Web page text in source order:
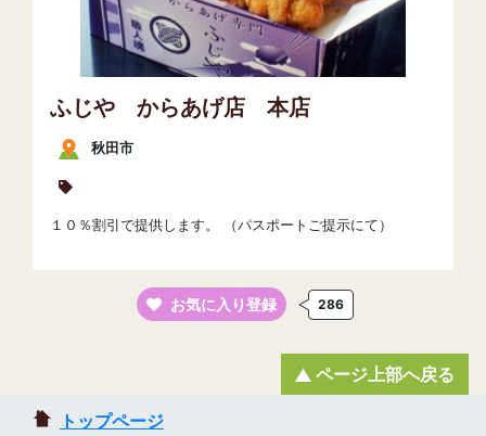
ふじや からあげ店 本店
秋田市
１０％割引で提供します。 （パスポートご提示にて）
お気に入り登録 286
トップページ
ページ上部へ戻る